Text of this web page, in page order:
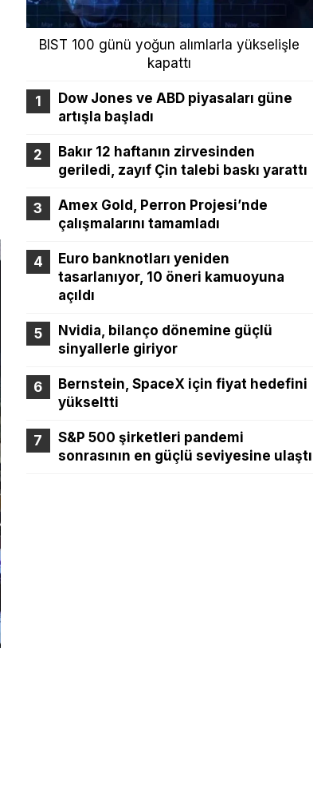
BIST 100 günü yoğun alımlarla yükselişle
kapattı
Dow Jones ve ABD piyasaları güne
artışla başladı
Bakır 12 haftanın zirvesinden
geriledi, zayıf Çin talebi baskı yarattı
Amex Gold, Perron Projesi’nde
çalışmalarını tamamladı
Euro banknotları yeniden
tasarlanıyor, 10 öneri kamuoyuna
açıldı
Nvidia, bilanço dönemine güçlü
sinyallerle giriyor
Bernstein, SpaceX için fiyat hedefini
yükseltti
S&P 500 şirketleri pandemi
sonrasının en güçlü seviyesine ulaştı